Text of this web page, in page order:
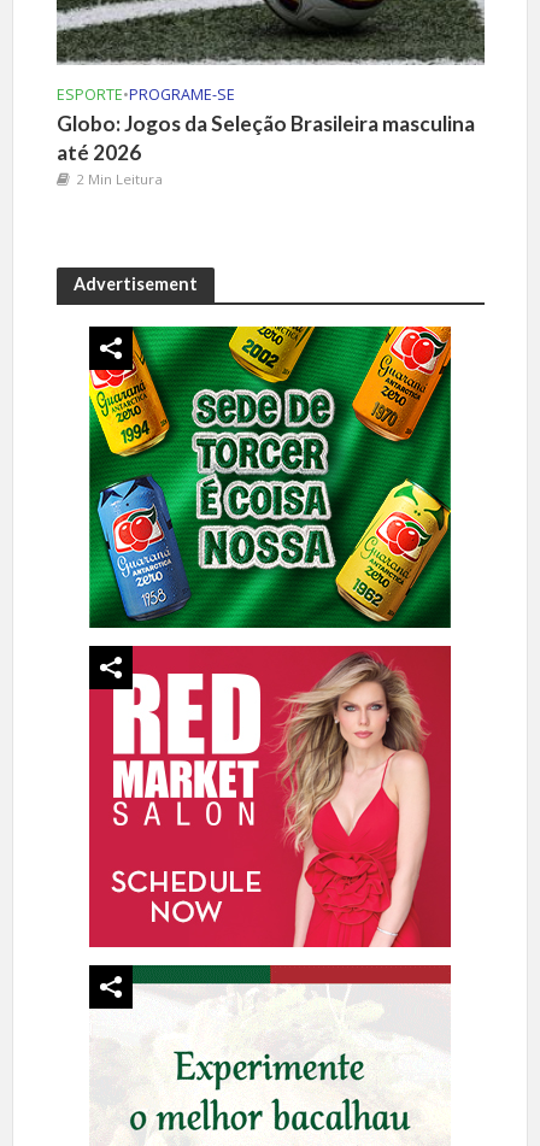
ESPORTE•PROGRAME-SE
Globo: Jogos da Seleção Brasileira masculina
até 2026
2 Min Leitura
Advertisement